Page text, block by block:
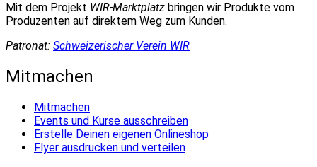
Mit dem Projekt WIR-Marktplatz bringen wir Produkte vom
Produzenten auf direktem Weg zum Kunden.
Patronat: Schweizerischer Verein WIR
Mitmachen
Mitmachen
Events und Kurse ausschreiben
Erstelle Deinen eigenen Onlineshop
Flyer ausdrucken und verteilen